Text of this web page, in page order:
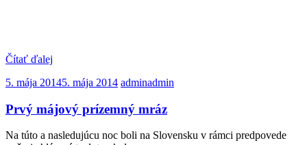
Čítať ďalej
5. mája 20145. mája 2014 adminadmin
Prvý májový prízemný mráz
Na túto a nasledujúcu noc boli na Slovensku v rámci predpovede